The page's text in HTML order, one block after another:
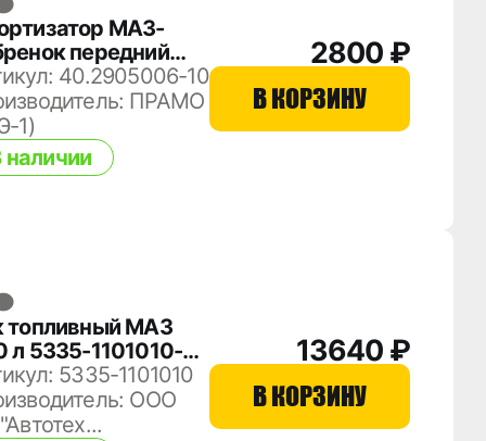
МАЗ-
передний
2905006-10
40.2905006-10
ПРАМО
1)
наличии
2800 ₽
В КОРЗИНУ
топливный МАЗ
л 5335-1101010-01
голый
крышка полуоборот
5335-1101010
ООО
13640 ₽
В КОРЗИНУ